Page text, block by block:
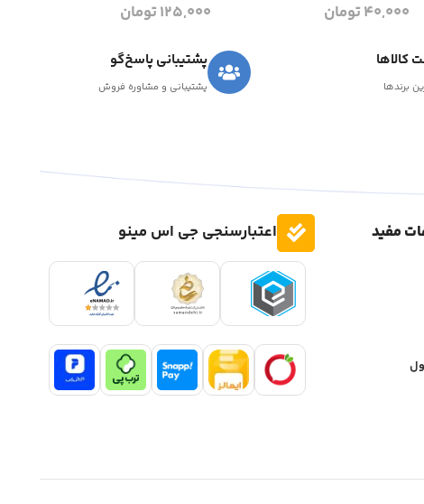
40,000تومان 125,000تومان
کالاها
برندها
پشتیبانی پاسخ‌گو
پشتیبانی و مشاوره فروش
مفید اعتبارسنجی جی اس مینو